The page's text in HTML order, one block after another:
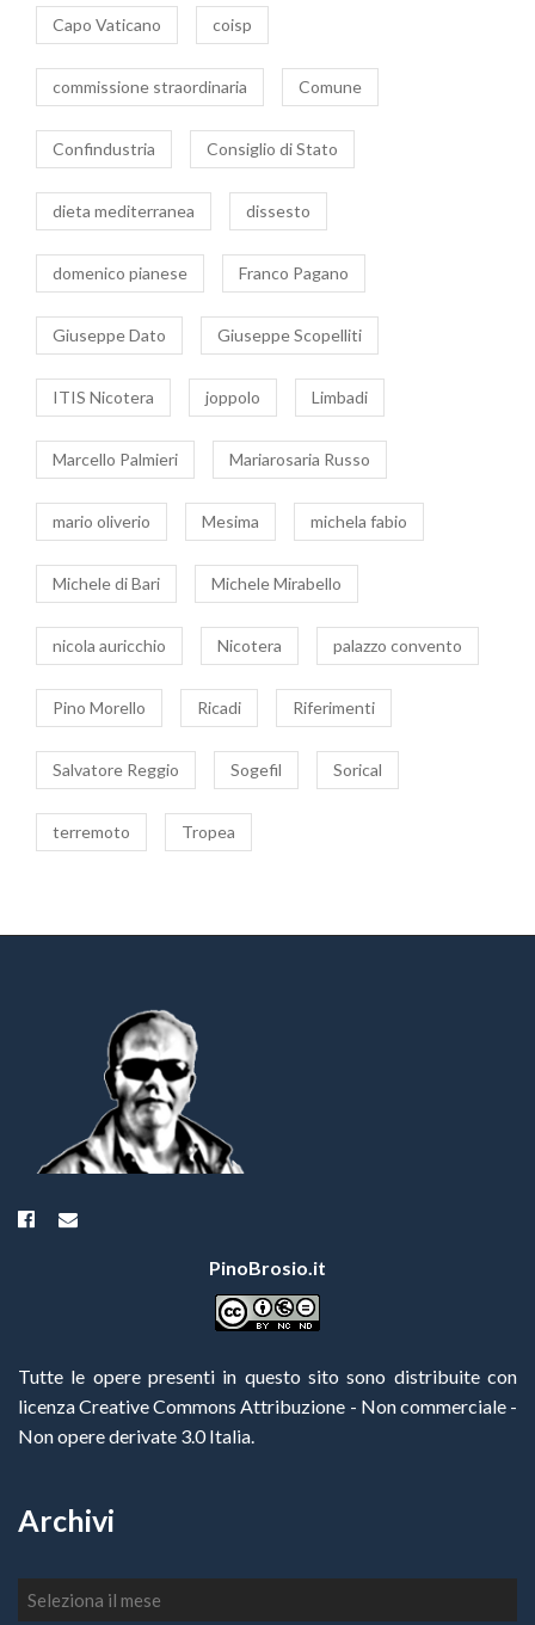
Capo Vaticano coisp
commissione straordinaria Comune
Confindustria Consiglio di Stato
dieta mediterranea dissesto
domenico pianese Franco Pagano
Giuseppe Dato Giuseppe Scopelliti
ITIS Nicotera joppolo Limbadi
Marcello Palmieri Mariarosaria Russo
mario oliverio Mesima michela fabio
Michele di Bari Michele Mirabello
nicola auricchio Nicotera palazzo convento
Pino Morello Ricadi Riferimenti
Salvatore Reggio Sogefil Sorical
terremoto Tropea
PinoBrosio.it
Tutte le opere presenti in questo sito sono distribuite con
licenza Creative Commons Attribuzione - Non commerciale -
Non opere derivate 3.0 Italia.
Archivi
Archivi